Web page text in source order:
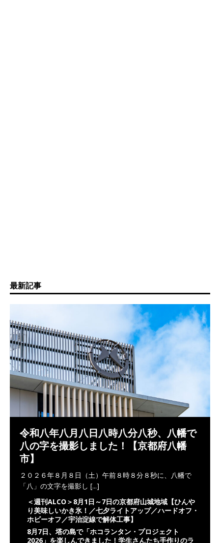
最新記事
令和八年八月八日八時八分八秒、八幡で
八の字を撮影しました！【京都府八幡
市】
２０２６年８月８日（土）午前８時８分８秒に、八幡で
「八」の文字を撮影し [...]
＜週刊ALCO＞8月1日～7日の京都府山城地域【ひんや
り美味しいかき氷！／七夕ライトアップ／ハードオフ・
ホビーオフ／宇治淀線で解体工事】
8月7日、塔の島で「ホコランタン・プロジェクト
2026」を楽しんできました！学生さんたち手作りのラ